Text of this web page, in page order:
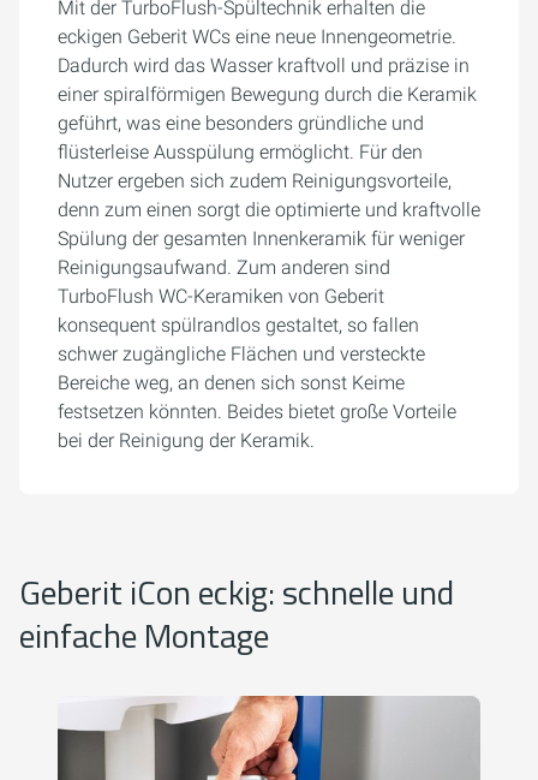
Mit der TurboFlush-Spültechnik erhalten die
eckigen Geberit WCs eine neue Innengeometrie.
Dadurch wird das Wasser kraftvoll und präzise in
einer spiralförmigen Bewegung durch die Keramik
geführt, was eine besonders gründliche und
flüsterleise Ausspülung ermöglicht. Für den
Nutzer ergeben sich zudem Reinigungsvorteile,
denn zum einen sorgt die optimierte und kraftvolle
Spülung der gesamten Innenkeramik für weniger
Reinigungsaufwand. Zum anderen sind
TurboFlush WC-Keramiken von Geberit
konsequent spülrandlos gestaltet, so fallen
schwer zugängliche Flächen und versteckte
Bereiche weg, an denen sich sonst Keime
festsetzen könnten. Beides bietet große Vorteile
bei der Reinigung der Keramik.
Geberit iCon eckig: schnelle und
einfache Montage